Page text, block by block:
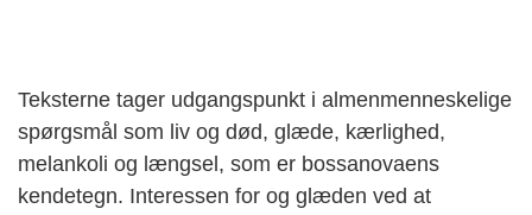
Teksterne tager udgangspunkt i almenmenneskelige
spørgsmål som liv og død, glæde, kærlighed,
melankoli og længsel, som er bossanovaens
kendetegn. Interessen for og glæden ved at